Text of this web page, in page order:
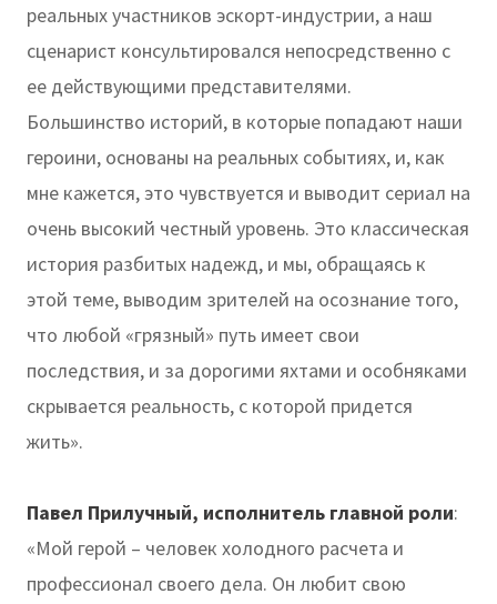
реальных участников эскорт-индустрии, а наш
сценарист консультировался непосредственно с
ее действующими представителями.
Большинство историй, в которые попадают наши
героини, основаны на реальных событиях, и, как
мне кажется, это чувствуется и выводит сериал на
очень высокий честный уровень. Это классическая
история разбитых надежд, и мы, обращаясь к
этой теме, выводим зрителей на осознание того,
что любой «грязный» путь имеет свои
последствия, и за дорогими яхтами и особняками
скрывается реальность, с которой придется
жить».
Павел Прилучный, исполнитель главной роли:
«Мой герой – человек холодного расчета и
профессионал своего дела. Он любит свою